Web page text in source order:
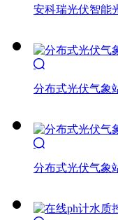
安科瑞光伏智能

分布式光伏气象

分布式光伏气象